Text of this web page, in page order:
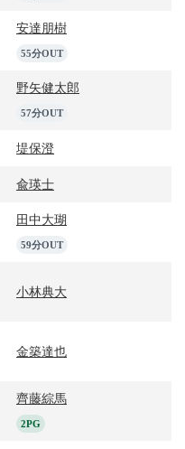
安達朋樹
55分OUT
野矢健太郎
57分OUT
堤保澄
兪瑛士
田中大瑚
59分OUT
小林典大
金築達也
齊藤綜馬
2PG